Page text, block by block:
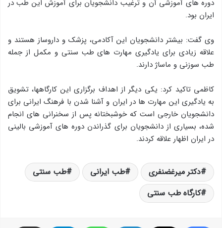
دوره های آموزشی آن و ترغیب دانشجویان برای آموزش این طب در
ایران بود.
وی گفت: بیشتر دانشجویان این آکادمی، پزشک و داروساز هستند و
علاقه زیادی برای یادگیری مهارت های طب سنتی و مکمل از جمله
طب سوزنی و ماساژ دارند.
کاظمی تاکید کرد: یکی دیگر از اهداف برگزاری این کارگاهها، تشویق
به یادگیری این مهارت ها در ایران و آشنا شدن با فرهنگ ایرانی برای
دانشجویان خارجی است که خوشبختانه پس از سخنرانی های انجام
شده، بسیاری از دانشجویان برای گذراندن دوره های آموزشی بالینی
در ایران اظهار علاقه کردند.
دکتر میرغضنفری طب ایرانی
طب سنتی
کارگاه طب سنتی